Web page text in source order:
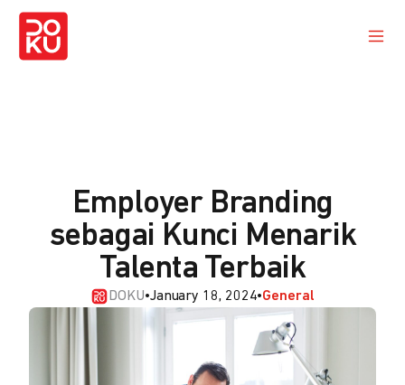
Employer Branding
sebagai Kunci Menarik
Talenta Terbaik
DOKU•January 18, 2024•General